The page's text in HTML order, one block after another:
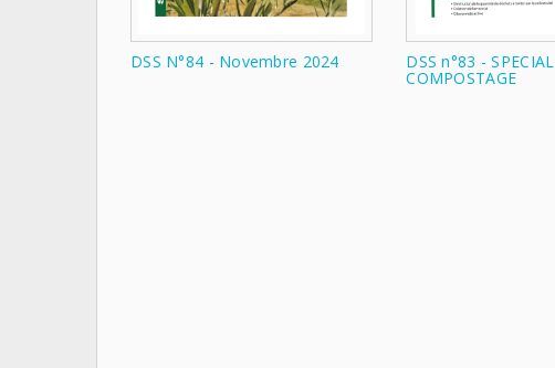
DSS N°84 - Novembre 2024 DSS n°83 - SPECIAL
COMPOSTAGE